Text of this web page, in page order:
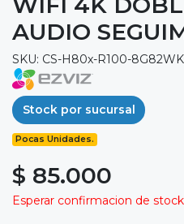
AUDIO
SKU: CS-H80x-R100-
Stock por sucursal
Pocas Unidades.
$ 85.000
Esperar confirmacion de